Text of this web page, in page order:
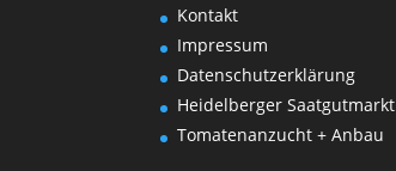
Kontakt
Impressum
Datenschutzerklärung
Heidelberger Saatgutmarkt
Tomatenanzucht + Anbau